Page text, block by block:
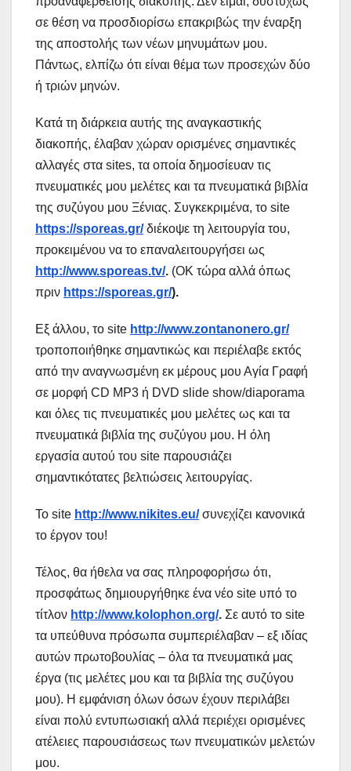
σε θέση να προσδιορίσω επακριβώς την έναρξη
της αποστολής των νέων μηνυμάτων μου.
Πάντως, ελπίζω ότι είναι θέμα των προσεχών δύο
ή τριών μηνών.
Κατά τη διάρκεια αυτής της αναγκαστικής
διακοπής, έλαβαν χώραν oρισμένες σημαντικές
αλλαγές στα sites, τα οποία δημοσίευαν τις
πνευματικές μου μελέτες και τα πνευματικά βιβλία
της συζύγου μου Ξένιας. Συγκεκριμένα, το site
https://sporeas.gr/διέκοψε τη λειτουργία του,
προκειμένου να το επαναλειτουργήσει ως
http://www.sporeas.tv/. (OK τώρα αλλά όπως
πριν https://sporeas.gr/).
Εξ άλλου, το site http://www.zontanonero.gr/
τροποποιήθηκε σημαντικώς και περιέλαβε εκτός
από την αναγνωσμένη εκ μέρους μου Αγία Γραφή
σε μορφή CD MP3 ή DVD slide show/diaporama
και όλες τις πνευματικές μου μελέτες ως και τα
πνευματικά βιβλία της συζύγου μου. Η όλη
εργασία αυτού του site παρουσιάζει
σημαντικότατες βελτιώσεις λειτουργίας.
Το site http://www.nikites.eu/συνεχίζει κανονικά
το έργον του!
Τέλος, θα ήθελα να σας πληροφορήσω ότι,
προσφάτως δημιουργήθηκε ένα νέο site υπό το
τίτλον http://www.kolophon.org/. Σε αυτό το site
τα υπεύθυνα πρόσωπα συμπεριέλαβαν – εξ ιδίας
αυτών πρωτοβουλίας – όλα τα πνευματικά μας
έργα (τις μελέτες μου και τα βιβλία της συζύγου
μου). Η εμφάνιση όλων όσων έχουν περιλάβει
είναι πολύ εντυπωσιακή αλλά περιέχει ορισμένες
ατέλειες παρουσιάσεως των πνευματικών μελετών
μου.